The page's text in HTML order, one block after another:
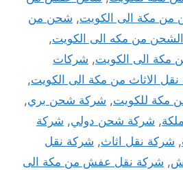
من مكة الى الكويت, شحن من
من مكه الى الكويت,
مكة الى الكويت, شركات
الاثاث من مكة الى الكويت,
مكة للكويت, شركة شحن بري,
, شركة شحن دولي, شركة
, شركة نقل اثاث, شركة نقل
, شركة نقل عفش من مكة الى